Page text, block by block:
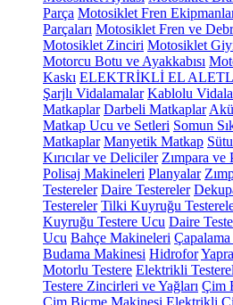
Parça Motosiklet Fren
Parçaları Motosiklet Fren ve
Motosiklet Zinciri Motosiklet
Motorcu Botu ve Ayakkabısı
Kaskı ELEKTRİKLİ EL
Şarjlı Vidalamalar Kablolu
Matkaplar Darbeli Matkaplar
Matkap Ucu ve Setleri Somun
Matkaplar Manyetik Matkap
Kırıcılar ve Deliciler Zımpara ve
Polisaj Makineleri Planyalar
Testereler Daire Testereler
Testereler Tilki Kuyruğu
Kuyruğu Testere Ucu Daire
Ucu Bahçe Makineleri
Budama Makinesi Hidrofor
Motorlu Testere Elektrikli
Testere Zincirleri ve Yağları Çim
Çim Biçme Makinesi Elektrikli